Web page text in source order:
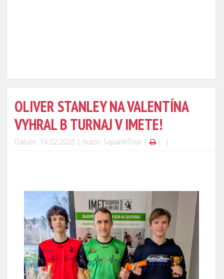
OLIVER STANLEY NA VALENTÍNA
VYHRAL B TURNAJ V IMETE!
Datum: 14.02.2026 | Autor: SquashTour | | |